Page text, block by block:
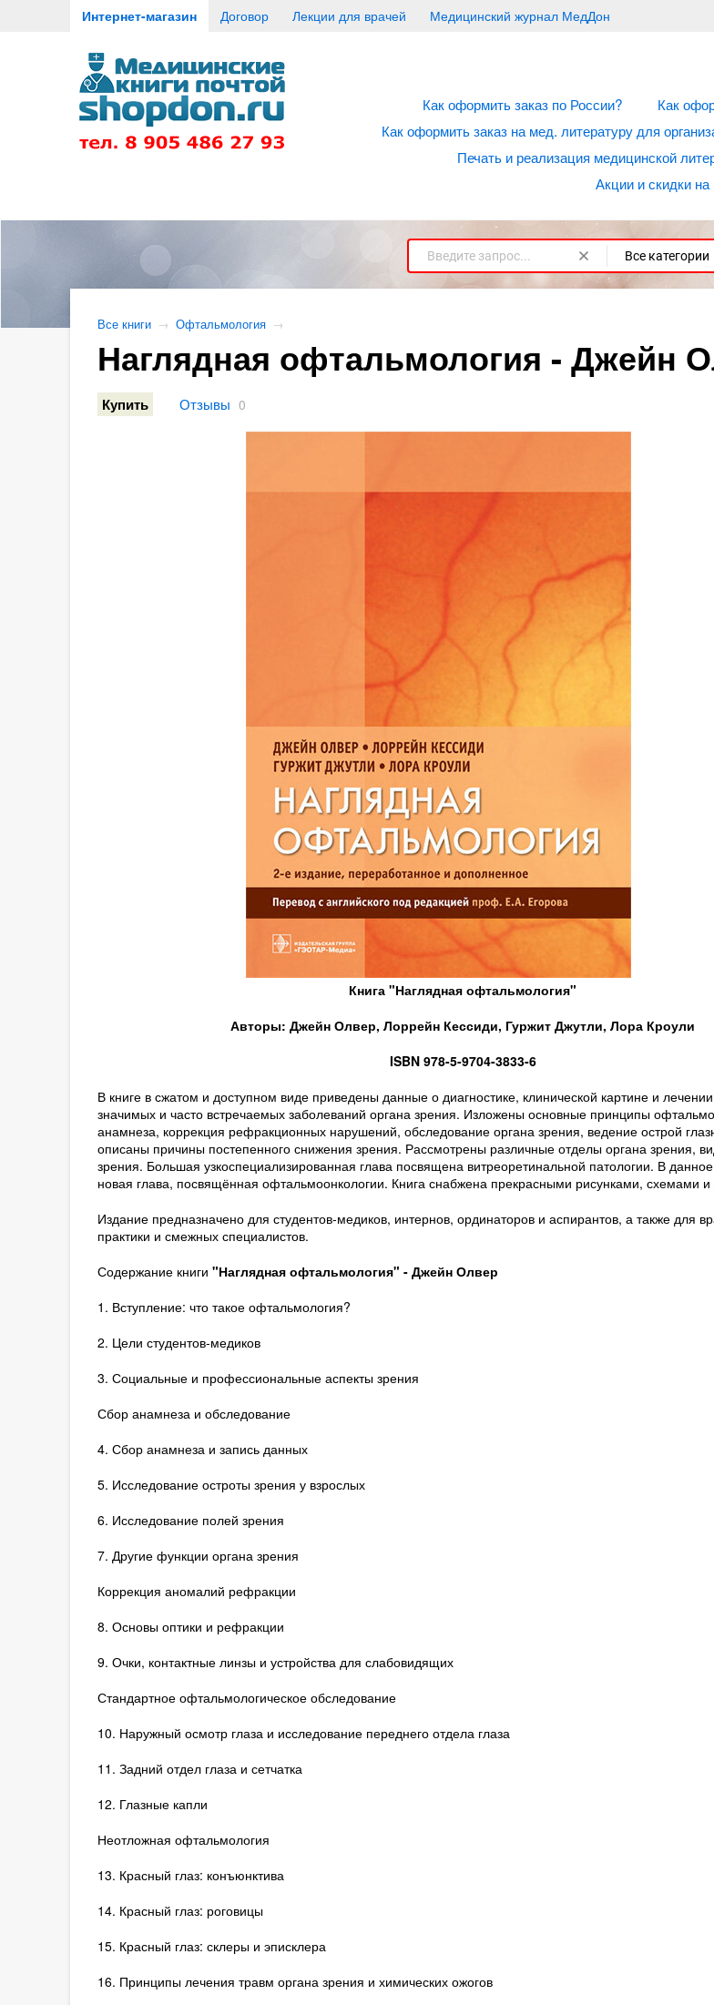
Интернет-магазин Договор Лекции для врачей Медицинский журнал МедДон
Как оформить заказ по России?
Как
Как оформить заказ на мед. литературу для
Печать и реализация медицинской
Акции и скидки
Все категории
Все книги → Офтальмология →
Наглядная офтальмология - Джейн
Купить Отзывы 0
Книга "Наглядная офтальмология"
Авторы: Джейн Олвер, Лоррейн Кессиди, Гуржит Джутли, Лора Кроули
ISBN 978-5-9704-3833-6
В книге в сжатом и доступном виде приведены данные о диагностике, клинической картине и
значимых и часто встречаемых заболеваний органа зрения. Изложены основные принципы
анамнеза, коррекция рефракционных нарушений, обследование органа зрения, ведение острой
описаны причины постепенного снижения зрения. Рассмотрены различные отделы органа зрения,
зрения. Большая узкоспециализированная глава посвящена витреоретинальной патологии. В
новая глава, посвящённая офтальмоонкологии. Книга снабжена прекрасными рисунками, схемами
Издание предназначено для студентов-медиков, интернов, ординаторов и аспирантов, а также для
практики и смежных специалистов.
Содержание книги "Наглядная офтальмология" - Джейн Олвер
1. Вступление: что такое офтальмология?
2. Цели студентов-медиков
3. Социальные и профессиональные аспекты зрения
Сбор анамнеза и обследование
4. Сбор анамнеза и запись данных
5. Исследование остроты зрения у взрослых
6. Исследование полей зрения
7. Другие функции органа зрения
Коррекция аномалий рефракции
8. Основы оптики и рефракции
9. Очки, контактные линзы и устройства для слабовидящих
Стандартное офтальмологическое обследование
10. Наружный осмотр глаза и исследование переднего отдела глаза
11. Задний отдел глаза и сетчатка
12. Глазные капли
Неотложная офтальмология
13. Красный глаз: конъюнктива
14. Красный глаз: роговицы
15. Красный глаз: склеры и эписклера
16. Принципы лечения травм органа зрения и химических ожогов